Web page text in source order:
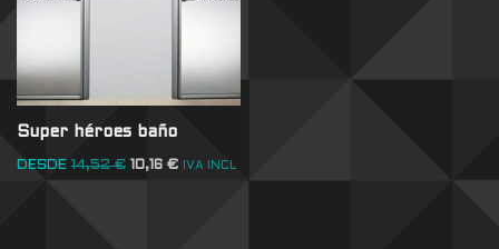
Super héroes baño
DESDE 14,52€ 10,16 € IVA INCL